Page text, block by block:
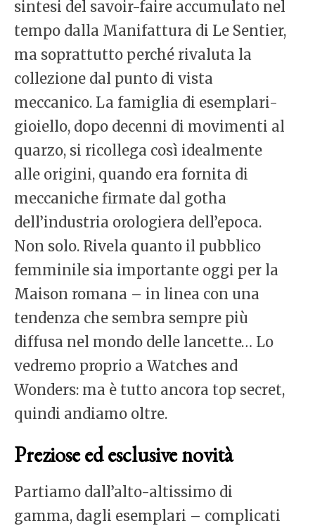
sintesi del savoir-faire accumulato nel
tempo dalla Manifattura di Le Sentier,
ma soprattutto perché rivaluta la
collezione dal punto di vista
meccanico. La famiglia di esemplari-
gioiello, dopo decenni di movimenti al
quarzo, si ricollega così idealmente
alle origini, quando era fornita di
meccaniche firmate dal gotha
dell’industria orologiera dell’epoca.
Non solo. Rivela quanto il pubblico
femminile sia importante oggi per la
Maison romana – in linea con una
tendenza che sembra sempre più
diffusa nel mondo delle lancette… Lo
vedremo proprio a Watches and
Wonders: ma è tutto ancora top secret,
quindi andiamo oltre.
Preziose ed esclusive novità
Partiamo dall’alto-altissimo di
gamma, dagli esemplari – complicati